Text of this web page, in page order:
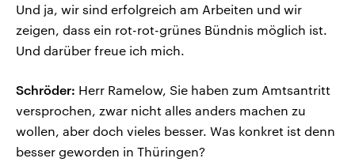
Und ja, wir sind erfolgreich am Arbeiten und wir
zeigen, dass ein rot-rot-grünes Bündnis möglich ist.
Und darüber freue ich mich.
Schröder: Herr Ramelow, Sie haben zum Amtsantritt
versprochen, zwar nicht alles anders machen zu
wollen, aber doch vieles besser. Was konkret ist denn
besser geworden in Thüringen?